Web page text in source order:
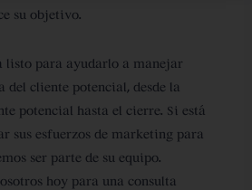
su objetivo.
listo para ayudarlo a manejar
del cliente potencial, desde la
potencial hasta el cierre. Si está
sus esfuerzos de marketing para
ser parte de su equipo.
hoy para una consulta